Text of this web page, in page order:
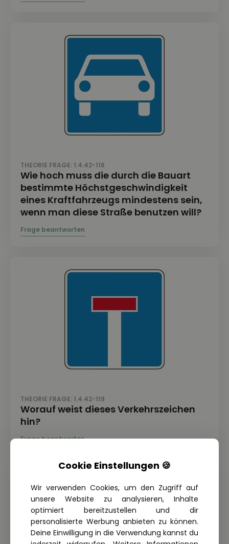
THEORIE FRAGE: 1.4.42-116
Wie hoch muss die durch die Bauart
bestimmte Höchstgeschwindigkeit
eines Kraftfahrzeugs mindestens sein,
wenn man diese Straße benutzen will?
THEORIE FRAGE: 1.4.42-119
Worauf weist dieses Verkehrszeichen
hin?
Cookie Einstellungen 🍪
Wir verwenden Cookies, um den Zugriff auf
unsere Website zu analysieren, Inhalte
optimiert bereitzustellen und dir
personalisierte Werbung anbieten zu können.
Deine Einwilligung in die Verwendung kannst du